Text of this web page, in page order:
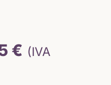
€ El
(IVA